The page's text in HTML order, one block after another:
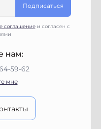
Подписаться
соглашениеи согласен с
нам:
59-62
мне